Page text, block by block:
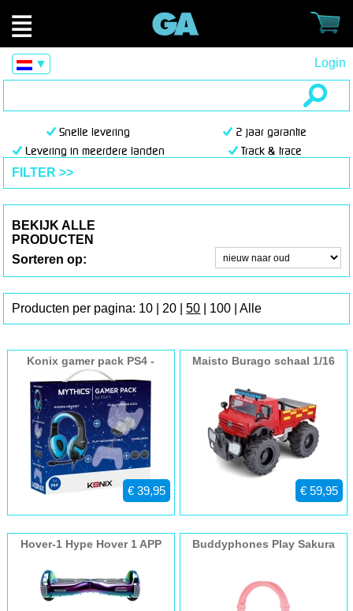
Login
▼
Snelle levering
2 jaar garantie
Levering in meerdere landen
Track & trace
FILTER >>
BEKIJK ALLE
PRODUCTEN
Sorteren op:
Producten per pagina: 10 20 |50 100 |Alle
Konix gamer pack PS4 -
dockingstation -
koptelefoon - kabel
€ 39,95
Maisto Burago schaal 1/16
Brandweer
€ 59,95
Hover-1 Hype Hover 1 APP
Buddyphones Play Sakura